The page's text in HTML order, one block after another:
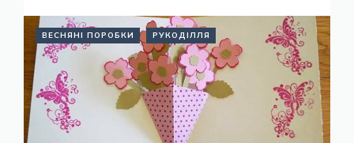
ВЕСНЯНІ ПОРОБКИ РУКОДІЛЛЯ